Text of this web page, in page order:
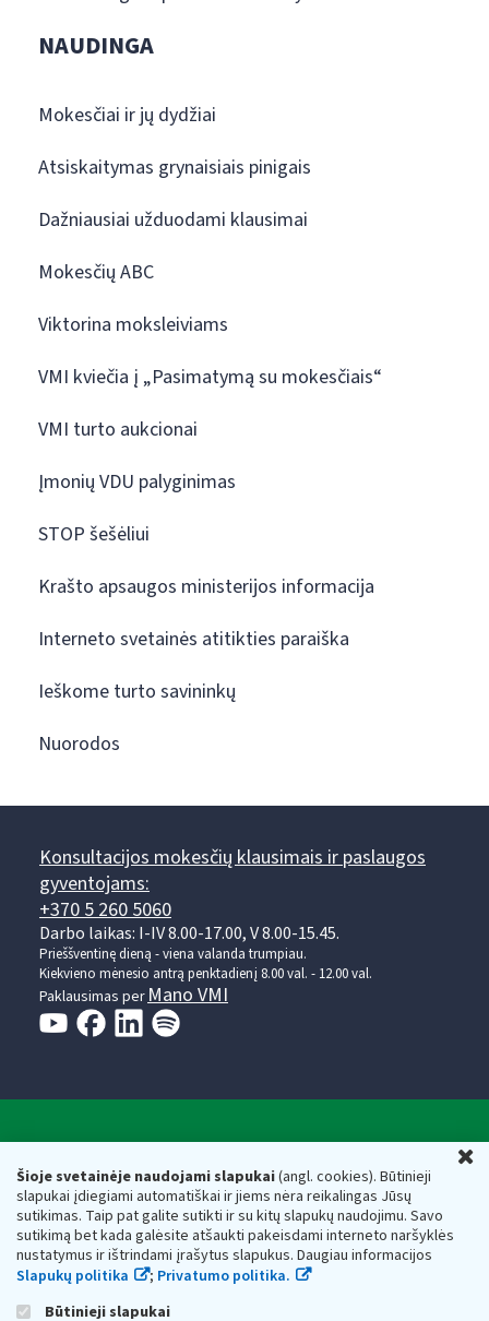
Šioje svetainėje naudojami slapukai(angl. cookies). Būtinieji
slapukai įdiegiami automatiškai ir jiems nėra reikalingas Jūsų
sutikimas. Taip pat galite sutikti ir su kitų slapukų naudojimu. Savo
sutikimą bet kada galėsite atšaukti pakeisdami interneto naršyklės
nustatymus ir ištrindami įrašytus slapukus. Daugiau informacijos
Slapukų politika
; Privatumo politika.
Būtinieji slapukai
NAUDINGA
Mokesčiai ir jų dydžiai
Atsiskaitymas grynaisiais pinigais
Dažniausiai užduodami klausimai
Mokesčių ABC
Viktorina moksleiviams
VMI kviečia į „Pasimatymą su mokesčiais“
VMI turto aukcionai
Įmonių VDU palyginimas
STOP šešėliui
Krašto apsaugos ministerijos informacija
Interneto svetainės atitikties paraiška
Ieškome turto savininkų
Nuorodos
Konsultacijos mokesčių klausimais ir paslaugos
gyventojams:
+370 5 260 5060
Darbo laikas: I-IV 8.00-17.00, V 8.00-15.45.
Prieššventinę dieną - viena valanda trumpiau.
Kiekvieno mėnesio antrą penktadienį 8.00 val. - 12.00 val.
Paklausimas per Mano VMI
Respublikos finansų ministerijos
Biudžetinė įstaiga. Juridinio asmens kodas — 188659752,
adresas: Vasario 16-osios g. 14, 01107 Vilnius, Lietuva, el.paštas:
vmi@vmi.lt, E. pristatymo dėžutės adresas 188659752
Duomenys apie Valstybinę mokesčių inspekciją prie Lietuvos
Respublikos finansų ministerijos kaupiami ir saugomi Juridinių